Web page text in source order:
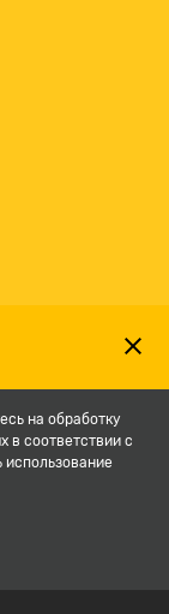
на обработку
в соответствии с
использование